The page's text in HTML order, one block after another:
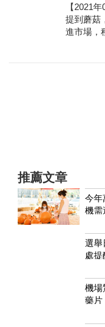
【2021
提到蘑菇
進市場，
推薦文章
今年
機需
選舉
處提
機場
藥片